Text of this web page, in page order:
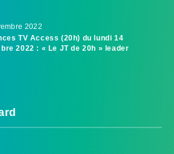
2022
TV Access (20h) du lundi 14
2022 : « Le JT de 20h » leader